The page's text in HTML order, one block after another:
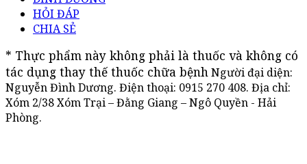
HỎI ĐÁP
CHIA SẺ
* Thực phẩm này không phải là thuốc và không có
tác dụng thay thế thuốc chữa bệnhNgười đại diện:
Nguyễn Đình Dương. Điện thoại: 0915 270 408. Địa chỉ:
Xóm 2/38 Xóm Trại – Đằng Giang – Ngô Quyền - Hải
Phòng.